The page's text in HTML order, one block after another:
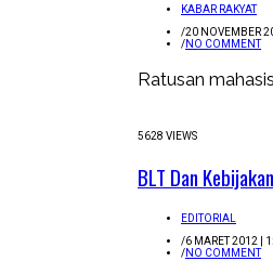
KABAR RAKYAT
/20 NOVEMBER
/NO COMMENT
Ratusan
5628 VIEWS
BLT Dan
EDITORIAL
/6 MARET 2012 |
/NO COMMENT